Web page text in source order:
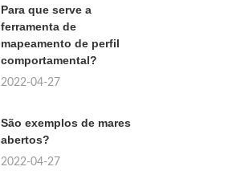
Para que serve a
ferramenta de
mapeamento de perfil
comportamental?
2022-04-27
São exemplos de mares
abertos?
2022-04-27